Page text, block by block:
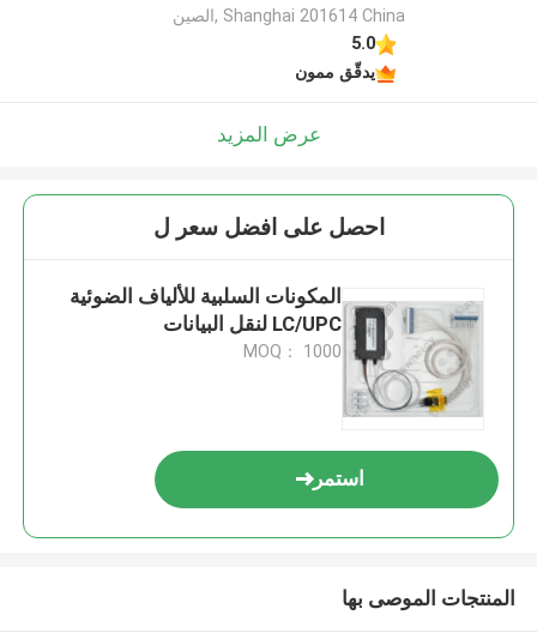
Shanghai 201614 China ,الصين
5.0
يدقّق ممون
عرض المزيد
احصل على افضل سعر ل
المكونات السلبية للألياف الضوئية
LC/UPC لنقل البيانات
MOQ： 1000
استمر
المنتجات الموصى بها